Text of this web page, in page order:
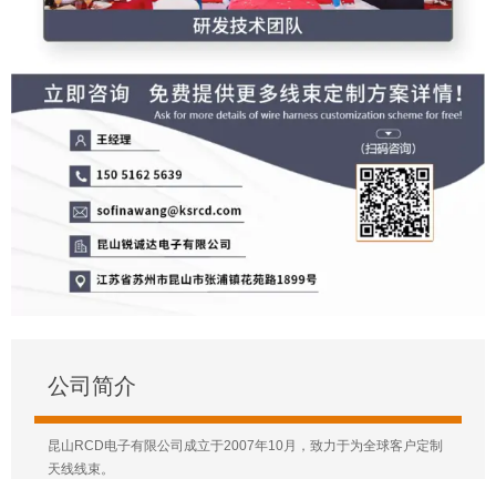
公司简介
昆山RCD电子有限公司成立于2007年10月，致力于为全球客户定制
天线线束。